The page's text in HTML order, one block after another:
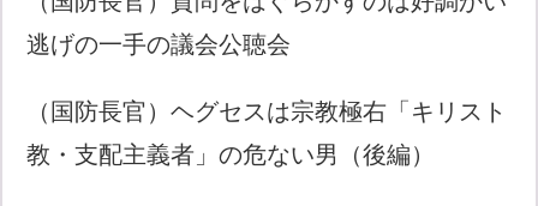
逃げの一手の議会公聴会
（国防長官）ヘグセスは宗教極右「キリスト
教・支配主義者」の危ない男（後編）